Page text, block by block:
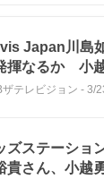
Japan川島
揮なるか 小
プリーグ」に
ザテレビジョン - 3/
ズステーショ
貴さん、小越